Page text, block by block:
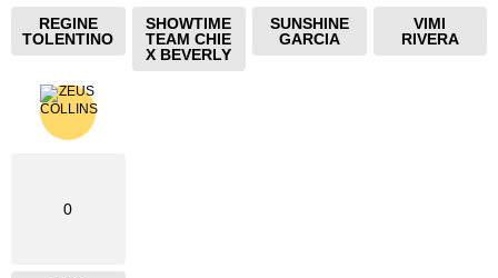
REGINE
TOLENTINO
SHOWTIME
TEAM CHIE
X BEVERLY
SUNSHINE
GARCIA
VIMI
RIVERA
0